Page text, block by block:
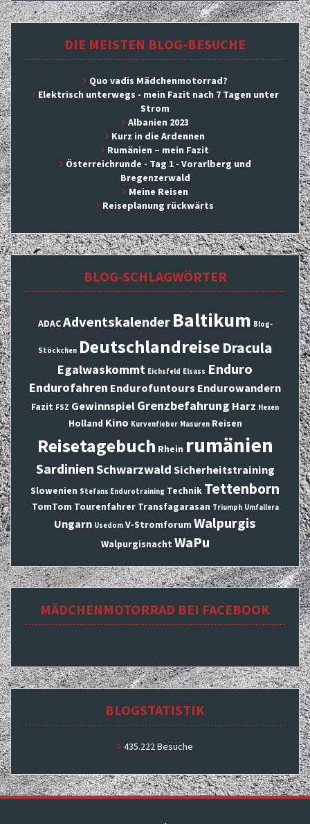
DIE MEISTEN BLOG-BESUCHE
Quo vadis Mädchenmotorrad?
Elektrisch unterwegs - mein Fazit nach 7 Tagen unter
Strom
Albanien 2023
Kurz in die Ardennen
Rumänien – mein Fazit
Österreichrunde - Tag 1 - Vorarlberg und
Bregenzerwald
Meine Reisen
Reiseplanung rückwärts
BLOG-SCHLAGWÖRTER
ADACAdventskalender Baltikum Blog-
Stöckchen Deutschlandreise Dracula
Egalwaskommt Eichsfeld Elsass Enduro
Endurofahren Endurofuntours Endurowandern
Fazit FSZ Gewinnspiel Grenzbefahrung Harz Hexen
Holland Kino Kurvenfieber Masuren Reisen
Reisetagebuch Rhein rumänien
SardinienSchwarzwald Sicherheitstraining
Slowenien Stefans Endurotraining Technik Tettenborn
TomTom Tourenfahrer Transfagarasan Triumph Umfallera
Ungarn Usedom V-Stromforum Walpurgis
Walpurgisnacht WaPu
MÄDCHENMOTORRAD BEI FACEBOOK
BLOGSTATISTIK
435.222 Besuche